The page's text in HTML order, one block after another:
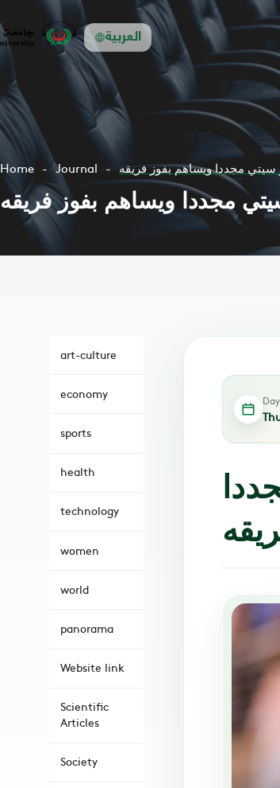
العربية
Home Journal مجددا ويساهم بفوز فريقه
مجددا ويساهم بفوز فريقه
art-culture
economy
sports
health
technology
women
world
panorama
Website link
Scientific
Articles
Society
Day